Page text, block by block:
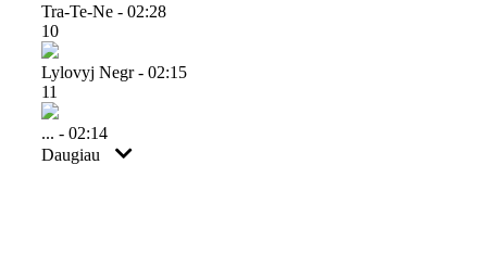
Tra-Te-Ne - 02:28
10
Lylovyj Negr - 02:15
11
... - 02:14
Daugiau